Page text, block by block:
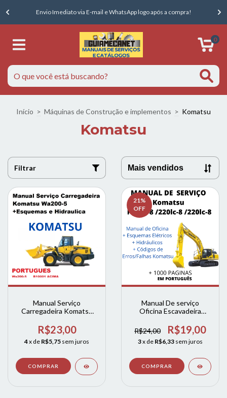
Envio Imediato via E-mail e WhatsApp logo após a compra!
0
Início > Máquinas de Construção e implementos > Komatsu
Komatsu
Filtrar
Manual Serviço
Carregadeira Komatsu
HidRAULICA
R$23,00
4x de R$5,75 sem juros
21%
OFF
Manual De serviço
Oficina Escavadeira
R$24,00
R$19,00
3x de R$6,33 sem juros